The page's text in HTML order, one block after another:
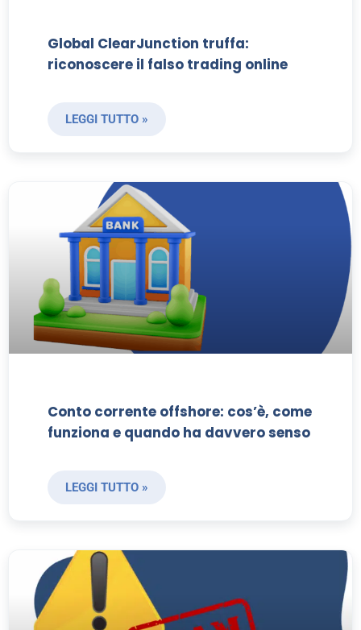
Global ClearJunction truffa:
riconoscere il falso trading online
LEGGI TUTTO »
Conto corrente offshore: cos’è, come
funziona e quando ha davvero senso
LEGGI TUTTO »